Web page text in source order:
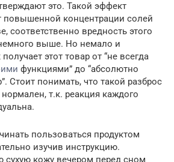
это. Такой эффект
повышенной концентрации солей
соответственно вредность этого
выше. Но немало и
этот товар от “не всегда
функциями” до “абсолютно
Стоит понимать, что такой разброс
т.к. реакция каждого
пользоваться продуктом
изучив инструкцию.
сухую кожу вечером перед сном